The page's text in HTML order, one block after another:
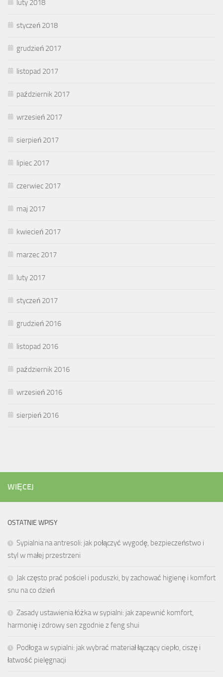
luty 2018
styczeń 2018
grudzień 2017
listopad 2017
październik 2017
wrzesień 2017
sierpień 2017
lipiec 2017
czerwiec 2017
maj 2017
kwiecień 2017
marzec 2017
luty 2017
styczeń 2017
grudzień 2016
listopad 2016
październik 2016
wrzesień 2016
sierpień 2016
WIĘCEJ
OSTATNIE WPISY
Sypialnia na antresoli: jak połączyć wygodę, bezpieczeństwo i
styl w małej przestrzeni
Jak często prać pościel i poduszki, by zachować higienę i komfort
snu na co dzień
Zasady ustawienia łóżka w sypialni: jak zapewnić komfort,
harmonię i zdrowy sen zgodnie z feng shui
Podłoga w sypialni: jak wybrać materiał łączący ciepło, ciszę i
łatwość pielęgnacji